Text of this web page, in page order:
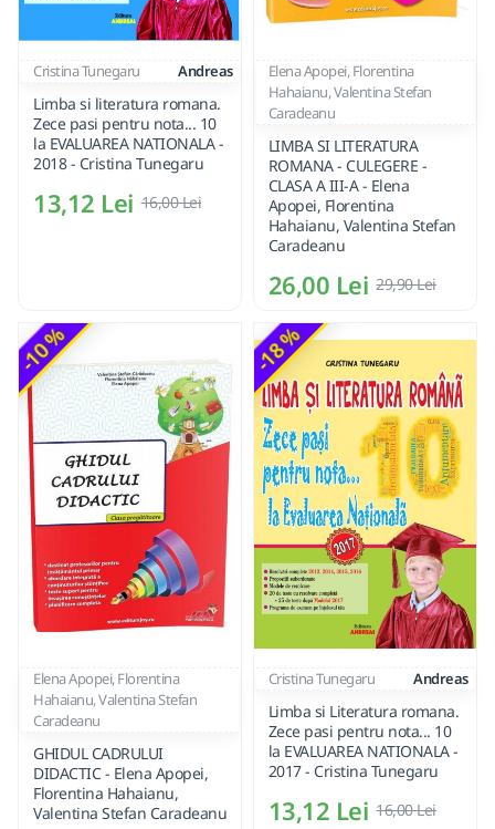
Cristina Tunegaru Andreas
Limba si literatura romana.
Zece pasi pentru nota... 10
la EVALUAREA NATIONALA -
2018 - Cristina Tunegaru
13,12 Lei 16,00 Lei
Elena Apopei, Florentina
Hahaianu, Valentina Stefan
Caradeanu
LIMBA SI LITERATURA
ROMANA - CULEGERE -
CLASA A III-A - Elena
Apopei, Florentina
Hahaianu, Valentina Stefan
Caradeanu
26,00 Lei 29,90 Lei
-10 %
Elena Apopei, Florentina
Hahaianu, Valentina Stefan
Caradeanu
GHIDUL CADRULUI
DIDACTIC - Elena Apopei,
Florentina Hahaianu,
Valentina Stefan Caradeanu
-18 %
Cristina Tunegaru Andreas
Limba si Literatura romana.
Zece pasi pentru nota... 10
la EVALUAREA NATIONALA -
2017 - Cristina Tunegaru
13,12 Lei 16,00 Lei